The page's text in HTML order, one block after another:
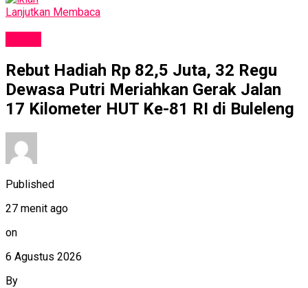
Lanjutkan Membaca
Rebut Hadiah Rp 82,5 Juta, 32 Regu
Dewasa Putri Meriahkan Gerak Jalan
17 Kilometer HUT Ke-81 RI di Buleleng
Published
27 menit ago
on
6 Agustus 2026
By